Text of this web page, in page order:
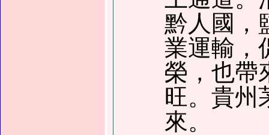
黔人國，
業運輸，
榮，也帶
旺。貴州
來。